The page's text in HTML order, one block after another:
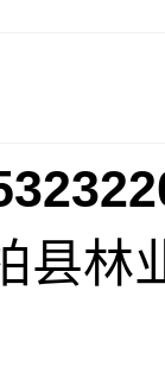
县林